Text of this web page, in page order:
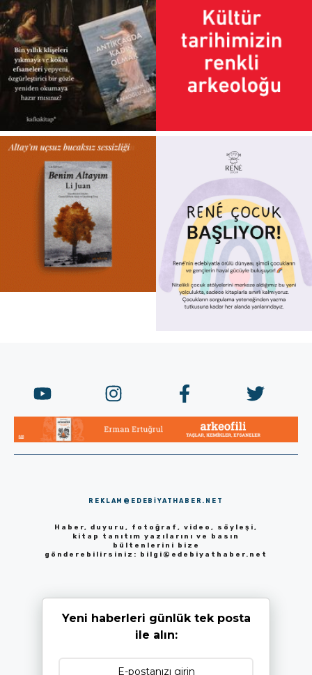
REKLAM@EDEBIYATHABER.NET
Haber, duyuru, fotoğraf, video, söyleşi,
kitap tanıtım yazılarını ve basın
bültenlerini bize
gönderebilirsiniz: bilgi@edebiyathaber.net
Yeni haberleri günlük tek posta
ile alın: